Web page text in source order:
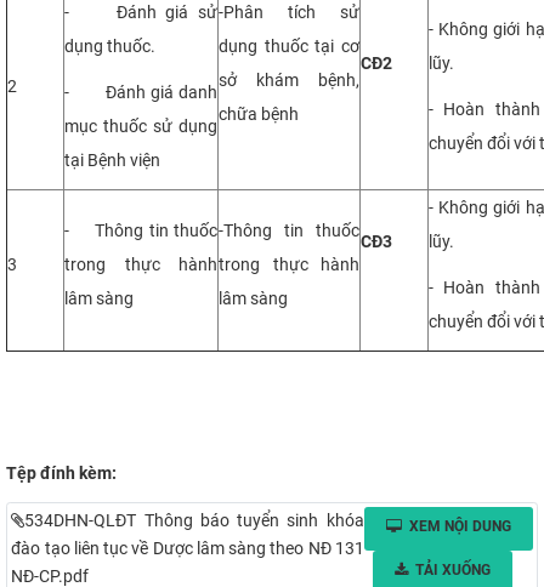
2
- Đánh giá sử
dụng thuốc.
- Đánh giá danh
mục thuốc sử dụng
tại Bệnh viện
-Phân tích sử
dụng thuốc tại cơ
sở khám bệnh,
chữa bệnh
CĐ2
- Không giới
lũy.
- Hoàn
chuyển đổi với
3
- Thông tin thuốc
trong thực hành
lâm sàng
-Thông tin thuốc
trong thực hành
lâm sàng
CĐ3
- Không giới
lũy.
- Hoàn
chuyển đổi với
Tệp đính kèm:
534DHN-QLĐT Thông báo tuyển sinh khóa
đào tạo liên tục về Dược lâm sàng theo NĐ 131
NĐ-CP.pdf
XEM NỘI DUNG
TẢI XUỐNG